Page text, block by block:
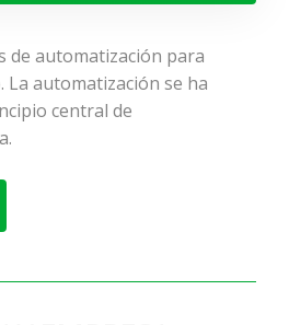
de automatización para
La automatización se ha
central de